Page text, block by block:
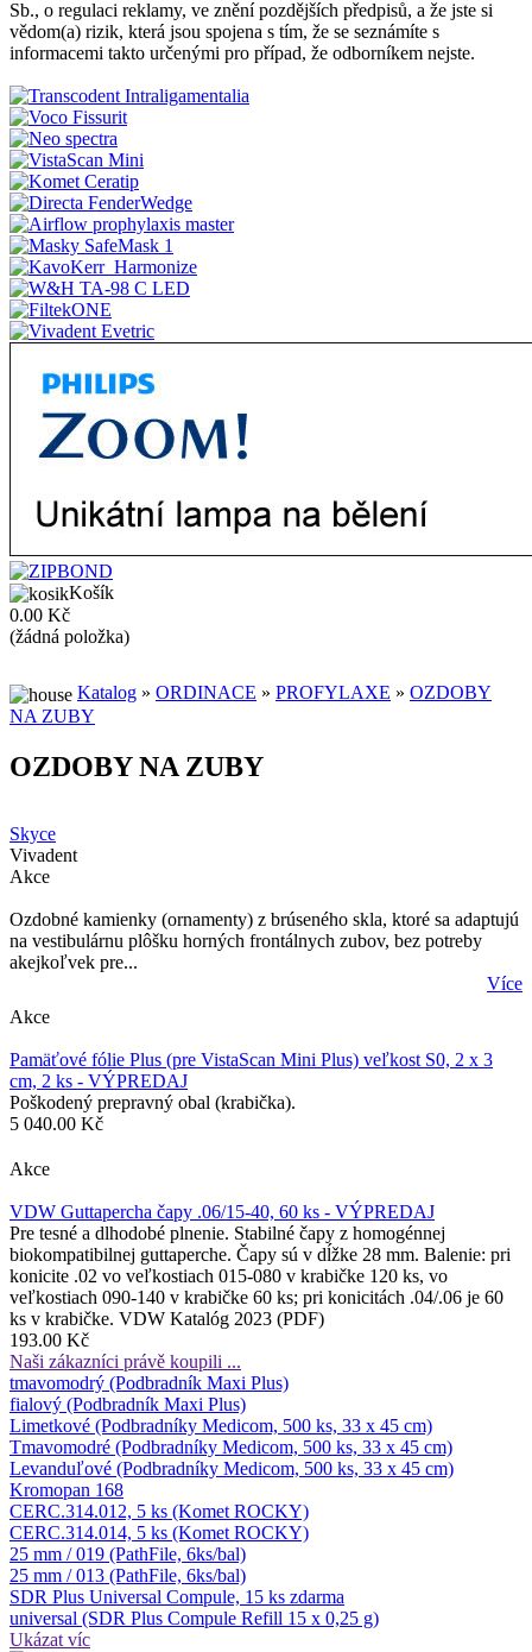
Sb., o regulaci reklamy, ve znění pozdějších předpisů, a že jste si
vědom(a) rizik, která jsou spojena s tím, že se seznámíte s
informacemi takto určenými pro případ, že odborníkem nejste.
Košík
0.00 Kč
(žádná položka)
Katalog » ORDINACE » PROFYLAXE » OZDOBY
NA ZUBY
OZDOBY NA ZUBY
Skyce
Vivadent
Akce
Ozdobné kamienky (ornamenty) z brúseného skla, ktoré sa adaptujú
na vestibulárnu plôšku horných frontálnych zubov, bez potreby
akejkoľvek pre...
Více
Akce
Pamäťové fólie Plus (pre VistaScan Mini Plus) veľkost S0, 2 x 3
cm, 2 ks - VÝPREDAJ
Poškodený prepravný obal (krabička).
5 040.00 Kč
Akce
VDW Guttapercha čapy .06/15-40, 60 ks - VÝPREDAJ
Pre tesné a dlhodobé plnenie. Stabilné čapy z homogénnej
biokompatibilnej guttaperche. Čapy sú v dĺžke 28 mm. Balenie: pri
konicite .02 vo veľkostiach 015-080 v krabičke 120 ks, vo
veľkostiach 090-140 v krabičke 60 ks; pri konicitách .04/.06 je 60
ks v krabičke. VDW Katalóg 2023 (PDF)
193.00 Kč
Naši zákazníci právě koupili ...
tmavomodrý (Podbradník Maxi Plus)
fialový (Podbradník Maxi Plus)
Limetkové (Podbradníky Medicom, 500 ks, 33 x 45 cm)
Tmavomodré (Podbradníky Medicom, 500 ks, 33 x 45 cm)
Levanduľové (Podbradníky Medicom, 500 ks, 33 x 45 cm)
Kromopan 168
CERC.314.012, 5 ks (Komet ROCKY)
CERC.314.014, 5 ks (Komet ROCKY)
25 mm / 019 (PathFile, 6ks/bal)
25 mm / 013 (PathFile, 6ks/bal)
SDR Plus Universal Compule, 15 ks zdarma
universal (SDR Plus Compule Refill 15 x 0,25 g)
Ukázat víc